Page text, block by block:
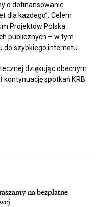
o dofinansowanie
dla każdego”. Celem
Projektów Polska
publicznych – w tym
do szybkiego internetu.
dziękując obecnym
kontynuację spotkań KRB
na bezpłatne
Zapraszamy na